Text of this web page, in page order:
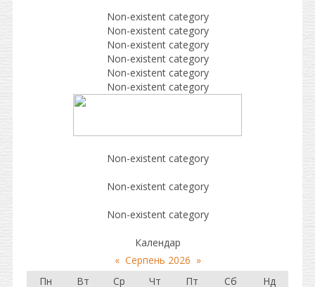
Non-existent category
Non-existent category
Non-existent category
Non-existent category
Non-existent category
Non-existent category
Non-existent category
Non-existent category
Non-existent category
Календар
« Серпень 2026 »
Пн
Вт Ср Чт Пт Сб Нд